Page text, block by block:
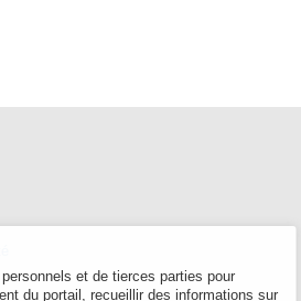
et de tierces parties pour
du portail, recueillir des informations sur